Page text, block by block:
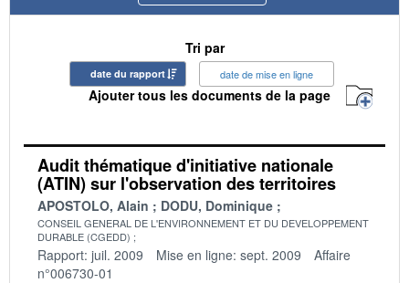
Tri par
date du rapport date de mise en ligne
Ajouter tous les documents de la page
Audit thématique d'initiative nationale
(ATIN) sur l'observation des territoires
APOSTOLO, Alain DODU, Dominique
CONSEIL GENERAL DE L'ENVIRONNEMENT ET DU DEVELOPPEMENT
DURABLE (CGEDD)
Rapport: juil. 2009 Mise en ligne: sept. 2009
Affaire
n°006730-01